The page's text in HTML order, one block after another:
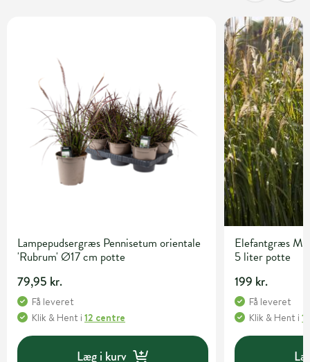
Lampepudsergræs Pennisetum orientale
'Rubrum' Ø17 cm potte
79,95 kr.
Få leveret
Klik & Hent i 12 centre
Læg i kurv
Elefantgræs
5 liter potte
199 kr.
Få leveret
Klik & Hent i